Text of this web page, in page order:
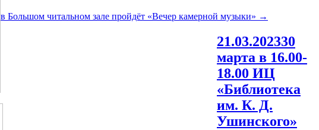
в Большом читальном зале пройдёт «Вечер камерной музыки» →
21.03.202330
марта в 16.00-
18.00 ИЦ
«Библиотека
им. К. Д.
Ушинского»